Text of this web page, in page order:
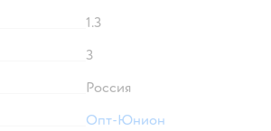
1.3
3
Россия
Опт-Юнион